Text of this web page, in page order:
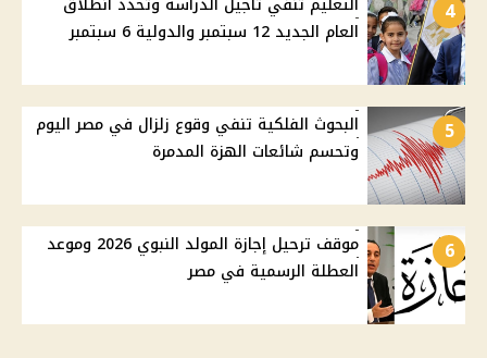
4
العام الجديد 12 سبتمبر والدولية 6 سبتمبر
5
البحوث الفلكية تنفي وقوع زلزال في مصر اليوم
وتحسم شائعات الهزة المدمرة
6
موقف ترحيل إجازة المولد النبوي 2026 وموعد
العطلة الرسمية في مصر